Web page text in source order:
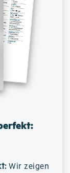
: Wir zeigen